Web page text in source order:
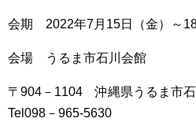
会期 2022年7月15日（金）～18
会場 うるま市石川会館
〒904－1104 沖縄県うるま市
Tel098－965-5630